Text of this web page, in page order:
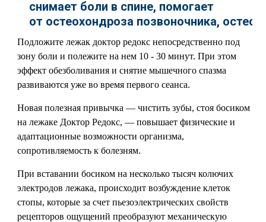
снимает боли в спине, помогает
от остеохондроза позвоночника,
Подложите лежак доктор редокс непосредственно под
зону боли и полежите на нем 10 - 30 минут. При этом
эффект обезболивания и снятие мышечного спазма
развиваются уже во время первого сеанса.
Новая полезная привычка — чистить зубы, стоя босиком
на лежаке Доктор Редокс, — повышает физические и
адаптационные возможности организма,
сопротивляемость к болезням.
При вставании босиком на несколько тысяч колючих
электродов лежака, происходит возбуждение клеток
стопы, которые за счет пьезоэлектрических свойств
рецепторов ощущений преобразуют механическую